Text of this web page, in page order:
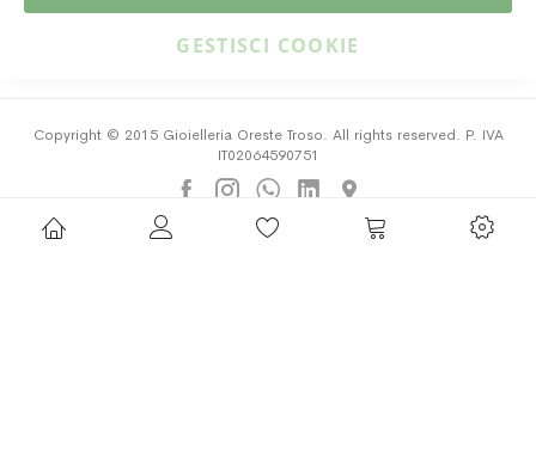
Copyright © 2015 Gioielleria Oreste Troso. All rights reserved. P. IVA
IT02064590751
Privacy Policy Cookie Policy
GESTISCI COOKIE